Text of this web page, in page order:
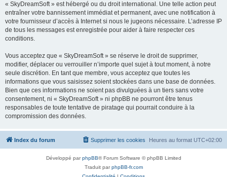
« SkyDreamSoft » est hébergé ou du droit international. Une telle action peut
entraîner votre bannissement immédiat et permanent, avec une notification à
votre fournisseur d’accès à Internet si nous le jugeons nécessaire. L’adresse IP
de tous les messages est enregistrée pour aider à faire respecter ces
conditions.
Vous acceptez que « SkyDreamSoft » se réserve le droit de supprimer,
modifier, déplacer ou verrouiller n’importe quel sujet à tout moment, à notre
seule discrétion. En tant que membre, vous acceptez que toutes les
informations que vous saisissez soient stockées dans une base de données.
Bien que ces informations ne soient pas divulguées à un tiers sans votre
consentement, ni « SkyDreamSoft » ni phpBB ne pourront être tenus
responsables de toute tentative de piratage qui pourrait conduire à la
compromission des données.
Index du forum Heures au format UTC+02:00
Supprimer les cookies
Développé parphpBB® Forum Software © phpBB Limited
Traduit parphpBB-fr.com